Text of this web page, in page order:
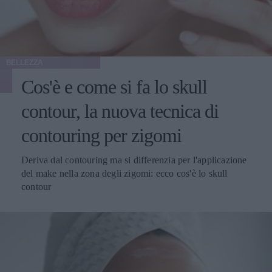
Cos'è e come si fa lo skull
contour, la nuova tecnica di
contouring per zigomi
Deriva dal contouring ma si differenzia per l'applicazione
del make nella zona degli zigomi: ecco cos'è lo skull
contour